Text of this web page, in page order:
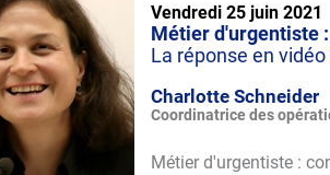
Vendredi 25 juin 2021
Métier d'urgentiste
La réponse en
Charlotte Schneider
Coordinatrice des
Métier d'urgentiste :